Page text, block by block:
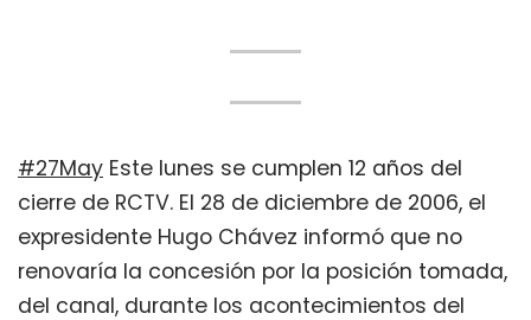
#27May Este lunes se cumplen 12 años del
cierre de RCTV. El 28 de diciembre de 2006, el
expresidente Hugo Chávez informó que no
renovaría la concesión por la posición tomada,
del canal, durante los acontecimientos del